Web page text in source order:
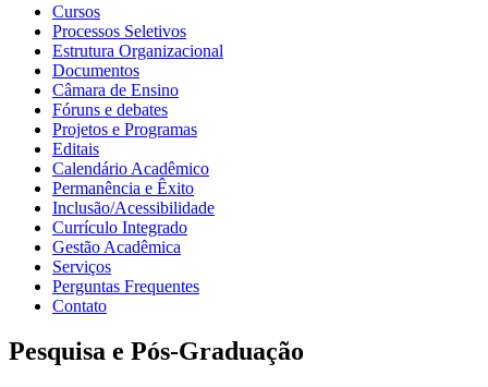
Cursos
Processos Seletivos
Estrutura Organizacional
Documentos
Câmara de Ensino
Fóruns e debates
Projetos e Programas
Editais
Calendário Acadêmico
Permanência e Êxito
Inclusão/Acessibilidade
Currículo Integrado
Gestão Acadêmica
Serviços
Perguntas Frequentes
Contato
Pesquisa e Pós-Graduação